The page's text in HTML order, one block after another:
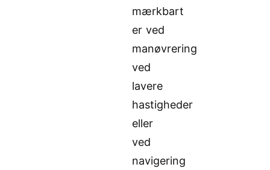
mærkbart
er ved
manøvrering
ved
lavere
hastigheder
eller
ved
navigering